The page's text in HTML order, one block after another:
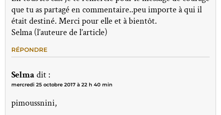
que tu as partagé en commentaire..peu importe à qui il
était destiné. Merci pour elle et à bientôt.
Selma (l’auteure de l’article)
RÉPONDRE
Selma dit :
mercredi 25 octobre 2017 à 22 h 40 min
pimoussnini,